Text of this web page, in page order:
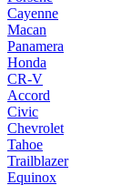
Cayenne
Macan
Panamera
Honda
CR-V
Accord
Civic
Chevrolet
Tahoe
Trailblazer
Equinox